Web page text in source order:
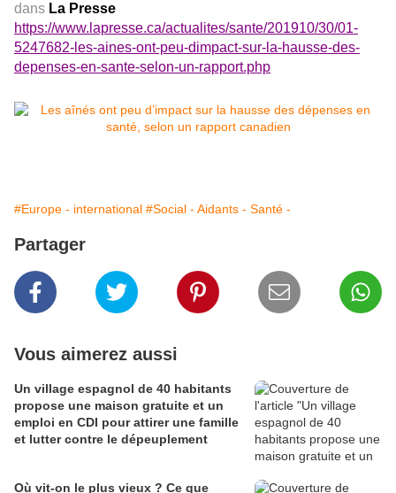
dans La Presse
https://www.lapresse.ca/actualites/sante/201910/30/01-
5247682-les-aines-ont-peu-dimpact-sur-la-hausse-des-
depenses-en-sante-selon-un-rapport.php
#Europe - international #Social - Aidants - Santé -
Partager
Vous aimerez aussi
Un village espagnol de 40 habitants
propose une maison gratuite et un
emploi en CDI pour attirer une famille
et lutter contre le dépeuplement
Où vit-on le plus vieux ? Ce que